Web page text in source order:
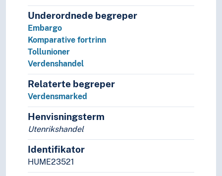
Pedagogikk
Psykologi
Realfag
Religionsvitenskap
Rettsvitenskap
Språk
Tid i enheter, stadier og perioder
Underordnede begreper
Embargo
Komparative fortrinn
Tollunioner
Verdenshandel
Relaterte begreper
Verdensmarked
Henvisningsterm
Utenrikshandel
Identifikator
HUME23521